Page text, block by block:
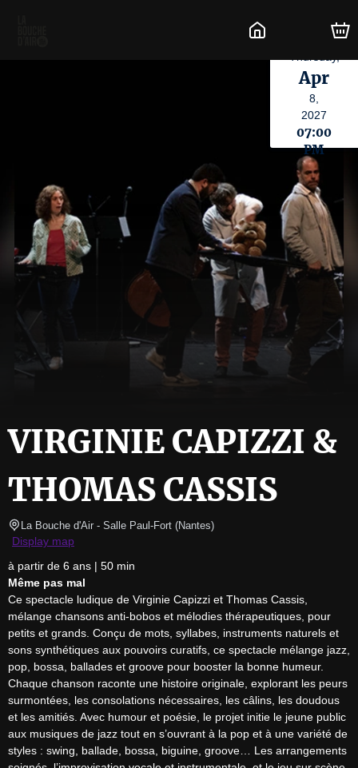
Apr
8,
2027
07:00
PM
VIRGINIE CAPIZZI &
THOMAS CASSIS
La Bouche d'Air - Salle Paul-Fort (Nantes)
Display map
Même pas mal
Ce spectacle ludique de Virginie Capizzi et Thomas Cassis,
mélange chansons anti-bobos et mélodies thérapeutiques, pour
petits et grands. Conçu de mots, syllabes, instruments naturels et
sons synthétiques aux pouvoirs curatifs, ce spectacle mélange jazz,
pop, bossa, ballades et groove pour booster la bonne humeur.
Chaque chanson raconte une histoire originale, explorant les peurs
surmontées, les consolations nécessaires, les câlins, les doudous
et les amitiés. Avec humour et poésie, le projet initie le jeune public
aux musiques de jazz tout en s’ouvrant à la pop et à une variété de
styles : swing, ballade, bossa, biguine, groove… Les arrangements